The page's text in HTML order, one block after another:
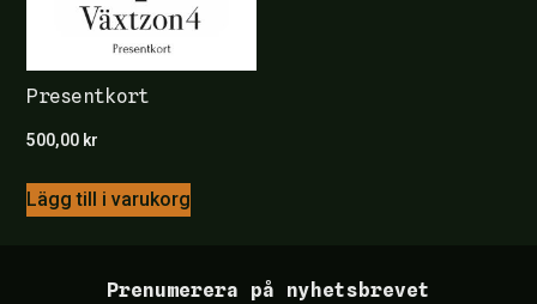
Presentkort
500,00 kr
Lägg till i varukorg
Prenumerera på nyhetsbrevet